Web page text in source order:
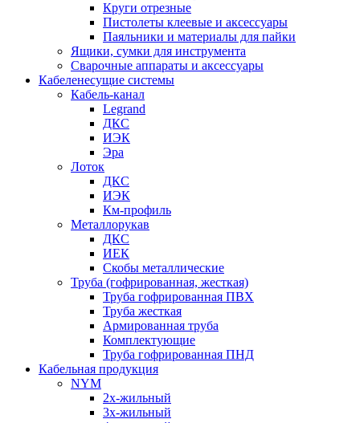
Круги отрезные
Пистолеты клеевые и аксессуары
Паяльники и материалы для пайки
Ящики, сумки для инструмента
Сварочные аппараты и аксессуары
Кабеленесущие системы
Кабель-канал
Legrand
ДКС
ИЭК
Эра
Лоток
ДКС
ИЭК
Км-профиль
Металлорукав
ДКС
ИЕК
Скобы металлические
Труба (гофрированная, жесткая)
Труба гофрированная ПВХ
Труба жесткая
Армированная труба
Комплектующие
Труба гофрированная ПНД
Кабельная продукция
NYM
2х-жильный
3х-жильный